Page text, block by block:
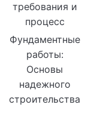
требования и
процесс
Фундаментные
работы:
Основы
надежного
строительства